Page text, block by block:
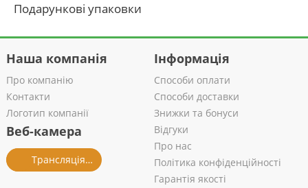
Подарункові упаковки
Наша компанія
Про компанію
Контакти
Логотип компанії
Веб-камера
Трансляція із салону
Інформація
Способи оплати
Способи доставки
Знижки та бонуси
Відгуки
Про нас
Політика конфіденційності
Гарантія якості